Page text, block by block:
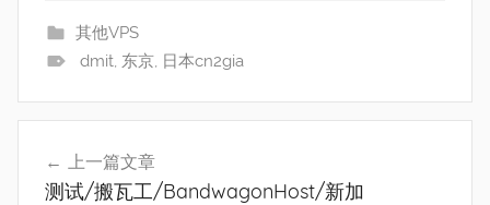
其他VPS
dmit, 东京, 日本cn2gia
上一篇文章
测试/搬瓦工/BandwagonHost/新加